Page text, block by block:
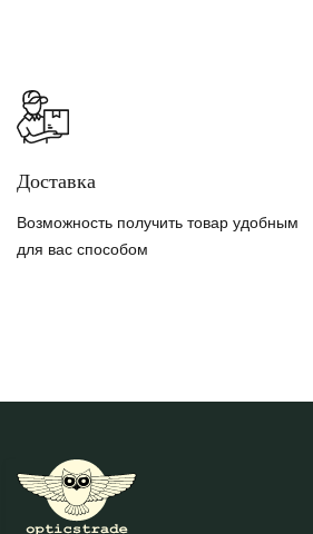
Доставка
Возможность получить товар удобным
для вас способом